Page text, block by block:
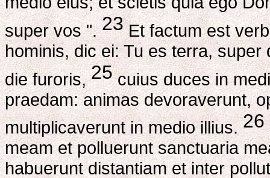
super vos ".23Et factum est
hominis, dic ei: Tu es terra,
die furoris,25cuius duces in
praedam: animas devoraverunt,
multiplicaverunt in medio illius.26
meam et polluerunt sanctuaria
habuerunt distantiam et inter